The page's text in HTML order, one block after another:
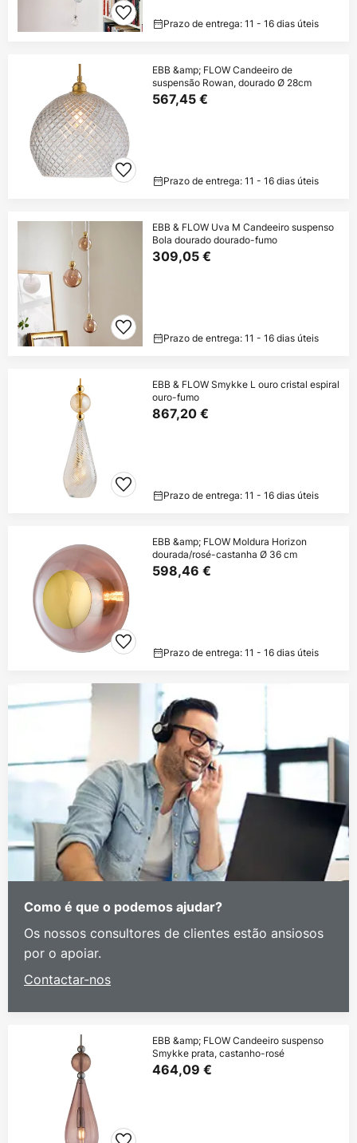
Prazo de entrega: 11 - 16 dias úteis
EBB &amp; FLOW Candeeiro de
suspensão Rowan, dourado Ø 28cm
567,45 €
Prazo de entrega: 11 - 16 dias úteis
EBB & FLOW Uva M Candeeiro suspenso
Bola dourado dourado-fumo
309,05 €
Prazo de entrega: 11 - 16 dias úteis
EBB & FLOW Smykke L ouro cristal espiral
ouro-fumo
867,20 €
Prazo de entrega: 11 - 16 dias úteis
EBB &amp; FLOW Moldura Horizon
dourada/rosé-castanha Ø 36 cm
598,46 €
Prazo de entrega: 11 - 16 dias úteis
Como é que o podemos ajudar?
Os nossos consultores de clientes estão ansiosos
por o apoiar.
Contactar-nos
EBB &amp; FLOW Candeeiro suspenso
Smykke prata, castanho-rosé
464,09 €